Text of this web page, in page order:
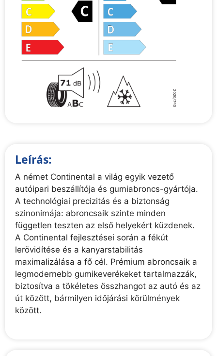
Leírás:
A német Continental a világ egyik vezető
autóipari beszállítója és gumiabroncs-gyártója.
A technológiai precizitás és a biztonság
szinonimája: abroncsaik szinte minden
független teszten az első helyekért küzdenek.
A Continental fejlesztései során a fékút
lerövidítése és a kanyarstabilitás
maximalizálása a fő cél. Prémium abroncsaik a
legmodernebb gumikeverékeket tartalmazzák,
biztosítva a tökéletes összhangot az autó és az
út között, bármilyen időjárási körülmények
között.